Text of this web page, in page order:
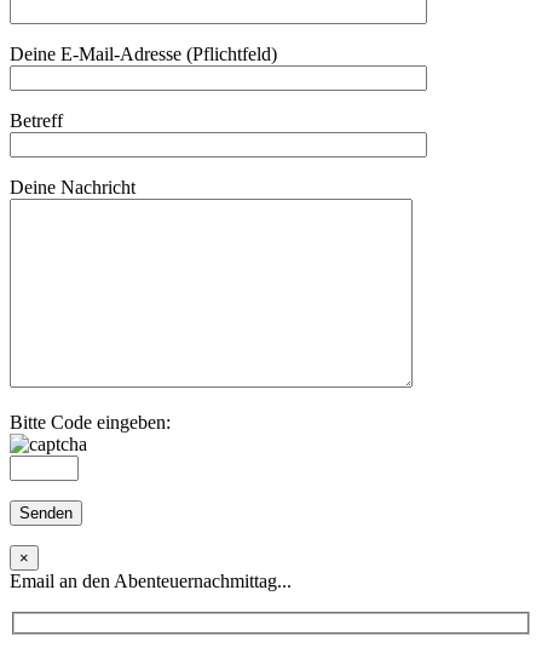
Deine E-Mail-Adresse (Pflichtfeld)
Betreff
Deine Nachricht
Bitte Code eingeben:
×
Email an den Abenteuernachmittag...